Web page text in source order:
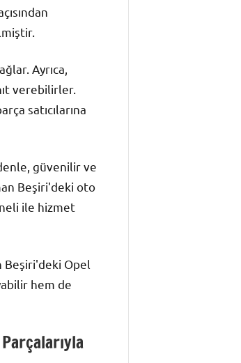
Ayrıca,
verebilirler.
satıcılarına
güvenilir ve
Beşiri'deki oto
ile hizmet
Beşiri'deki Opel
hem de